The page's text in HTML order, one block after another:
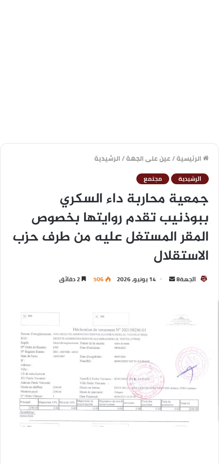
الرئيسية/عين على الجهة/الرشيدية
الرشيدية مجتمع
جمعية محاربة داء السكري
ببوذنيب تقدم روايتها بخصوص
المقر المستغل عليه من طرف حزب
الاستقلال
الجهة8 14 يونيو، 2026 506